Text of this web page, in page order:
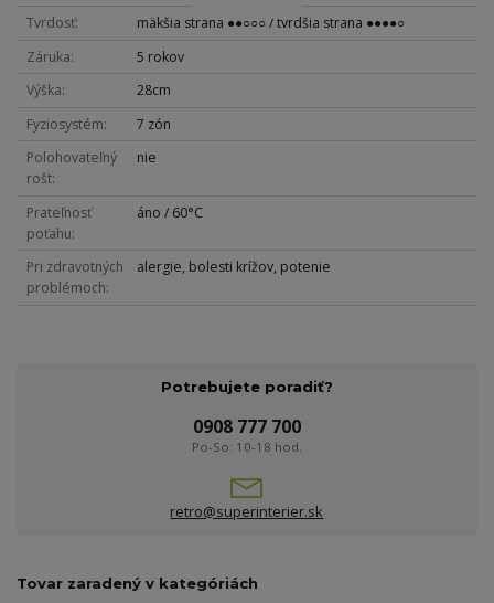
Tvrdosť
mäkšia strana ●●○○○ / tvrdšia strana ●●●●○
Záruka
5 rokov
Výška
28cm
Fyziosystém
7 zón
Polohovateľný
rošt
nie
Prateľnosť
poťahu
áno / 60°C
Pri zdravotných
problémoch
alergie, bolesti krížov, potenie
Potrebujete poradiť?
0908 777 700
Po-So: 10-18 hod.
retro@superinterier.sk
Tovar zaradený v kategóriách